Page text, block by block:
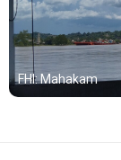
FHI: Mahakam